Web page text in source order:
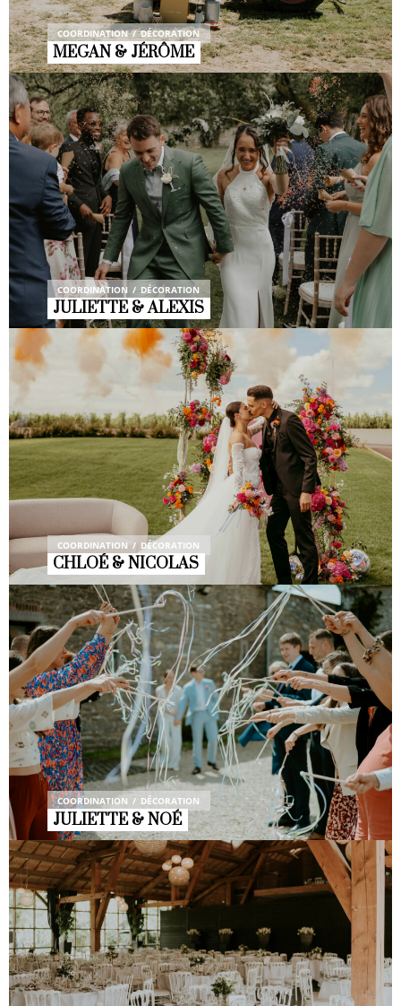
COORDINATION DÉCORATION
MEGAN & JÉRÔME
COORDINATION DÉCORATION
JULIETTE & ALEXIS
COORDINATION DÉCORATION
CHLOÉ & NICOLAS
COORDINATION DÉCORATION
JULIETTE & NOÉ